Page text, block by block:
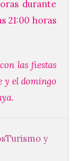
durante
21:00 horas
las fiestas
y el domingo
Turismo y